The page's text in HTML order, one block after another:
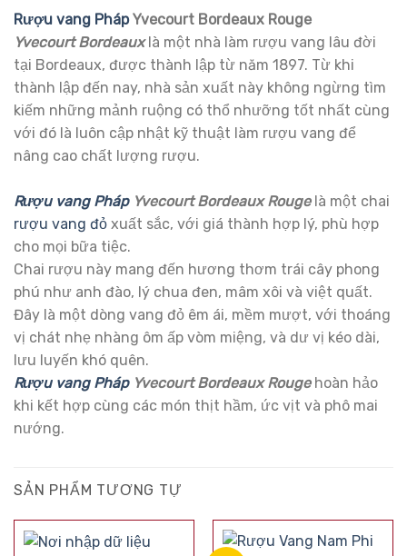
Rượu vang PhápYvecourt Bordeaux Rouge
Yvecourt Bordeauxlà một nhà làm rượu vang lâu đời
tại Bordeaux, được thành lập từ năm 1897. Từ khi
thành lập đến nay, nhà sản xuất này không ngừng tìm
kiếm những mảnh ruộng có thổ nhưỡng tốt nhất cùng
với đó là luôn cập nhật kỹ thuật làm rượu vang để
nâng cao chất lượng rượu.
Rượu vang PhápYvecourt Bordeaux Rougelà một chai
rượu vang đỏ xuất sắc, với giá thành hợp lý, phù hợp
cho mọi bữa tiệc.
Chai rượu này mang đến hương thơm trái cây phong
phú như anh đào, lý chua đen, mâm xôi và việt quất.
Đây là một dòng vang đỏ êm ái, mềm mượt, với thoáng
vị chát nhẹ nhàng ôm ấp vòm miệng, và dư vị kéo dài,
lưu luyến khó quên.
Rượu vang PhápYvecourt Bordeaux Rougehoàn hảo
khi kết hợp cùng các món thịt hầm, ức vịt và phô mai
nướng.
SẢN PHẨM TƯƠNG TỰ